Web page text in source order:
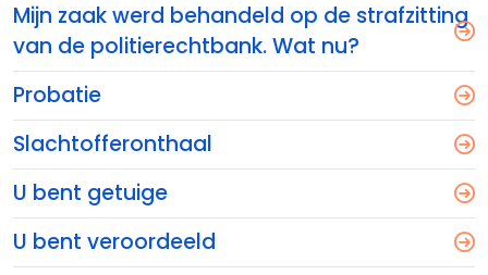
Mijn zaak werd behandeld op de strafzitting
van de politierechtbank. Wat nu?
Probatie
Slachtofferonthaal
U bent getuige
U bent veroordeeld